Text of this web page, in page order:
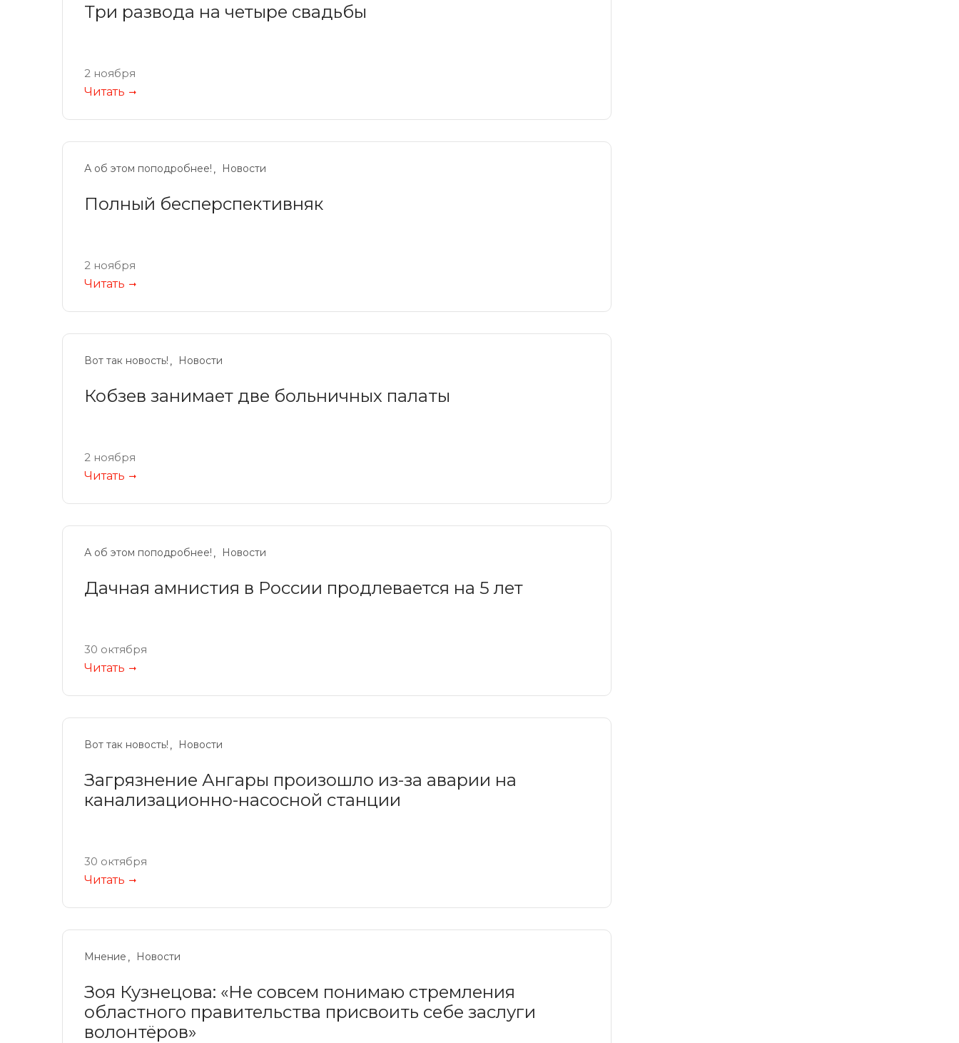
Три развода на четыре свадьбы
2 ноября
Читать
А об этом поподробнее! Новости
Полный бесперспективняк
2 ноября
Читать
Вот так новость! Новости
Кобзев занимает две больничных палаты
2 ноября
Читать
А об этом поподробнее! Новости
Дачная амнистия в России продлевается на 5 лет
30 октября
Читать
Вот так новость! Новости
Загрязнение Ангары произошло из-за аварии на
канализационно-насосной станции
30 октября
Читать
Мнение Новости
Зоя Кузнецова: «Не совсем понимаю стремления
областного правительства присвоить себе заслуги
волонтёров»